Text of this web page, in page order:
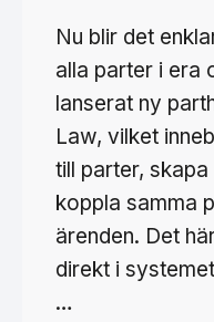
Nu blir det
alla parter i era
lanserat ny
Law, vilket
till parter,
koppla samma
ärenden. Det
direkt i
…